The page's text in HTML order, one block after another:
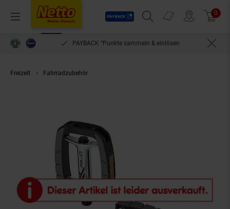
Menü
Payback
Suchfeld einblenden
Prospekte 0
PAYBACK °Punkte sammeln & einlösen
Freizeit Fahrradzubehör